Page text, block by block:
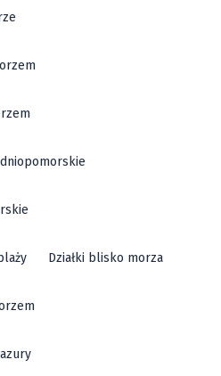
Działki blisko morza